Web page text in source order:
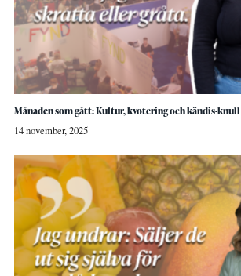
Månaden som gått: Kultur, kvotering och kändis-knull
14 november, 2025